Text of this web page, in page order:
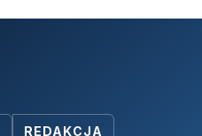
REDAKCJA